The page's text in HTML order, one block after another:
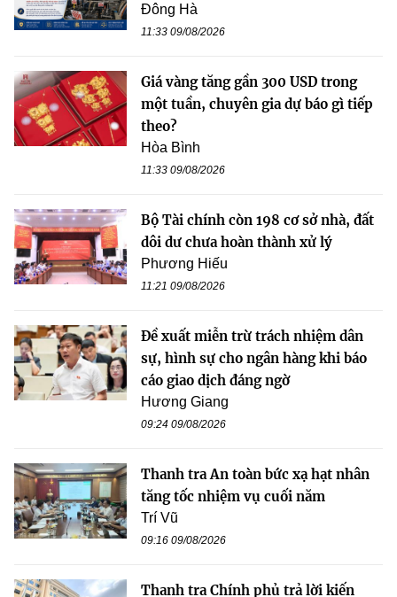
Đông Hà
11:33 09/08/2026
Giá vàng tăng gần 300 USD trong
một tuần, chuyên gia dự báo gì tiếp
theo?
Hòa Bình
11:33 09/08/2026
Bộ Tài chính còn 198 cơ sở nhà, đất
dôi dư chưa hoàn thành xử lý
Phương Hiếu
11:21 09/08/2026
Đề xuất miễn trừ trách nhiệm dân
sự, hình sự cho ngân hàng khi báo
cáo giao dịch đáng ngờ
Hương Giang
09:24 09/08/2026
Thanh tra An toàn bức xạ hạt nhân
tăng tốc nhiệm vụ cuối năm
Trí Vũ
09:16 09/08/2026
Thanh tra Chính phủ trả lời kiến